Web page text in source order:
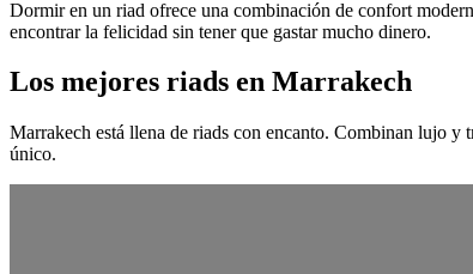
Dormir en un riad ofrece una combinación de confort
encontrar la felicidad sin tener que gastar mucho dinero.
Los mejores riads en Marrakech
Marrakech está llena de riads con encanto. Combinan lujo
único.